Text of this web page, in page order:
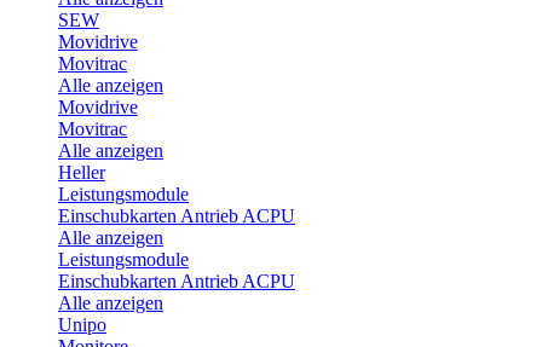
SEW
Movidrive
Movitrac
Alle anzeigen
Movidrive
Movitrac
Alle anzeigen
Heller
Leistungsmodule
Einschubkarten Antrieb ACPU
Alle anzeigen
Leistungsmodule
Einschubkarten Antrieb ACPU
Alle anzeigen
Unipo